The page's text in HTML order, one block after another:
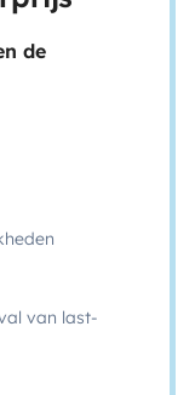
de
van last-